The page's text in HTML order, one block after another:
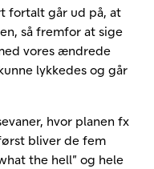
fortalt går ud på, at
så fremfor at sige
vores ændrede
lykkedes og går
hvor planen fx
bliver de fem
the hell” og hele